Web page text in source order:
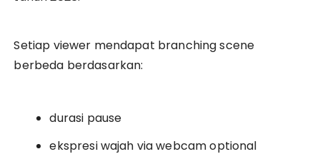
Setiap viewer mendapat branching scene
berbeda berdasarkan:
durasi pause
ekspresi wajah via webcam optional